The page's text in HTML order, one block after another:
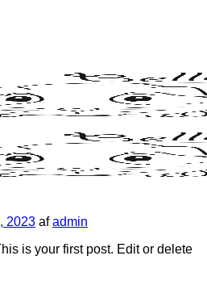
2023 afadmin
is your first post. Edit or delete